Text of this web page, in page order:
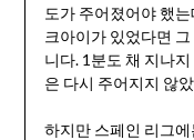
도가 주어졌어야 했
크아이가 있었다면
니다. 1분도 채 지나
은 다시 주어지지 않
하지만 스페인 리그